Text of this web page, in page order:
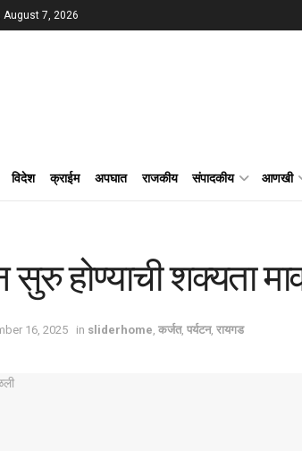
August 7, 2026
विदेश क्राईम अपघात राजकीय संपादकीय आणखी
सुरु होण्याची शक्यता
16, 2025 in sliderhome कर्जत, पर्यटन, रायगड